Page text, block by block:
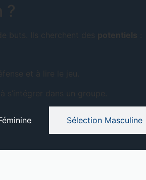
?
buts. Ils cherchent des potentiels :
et à lire le jeu.
dans un groupe.
Sélection Masculine